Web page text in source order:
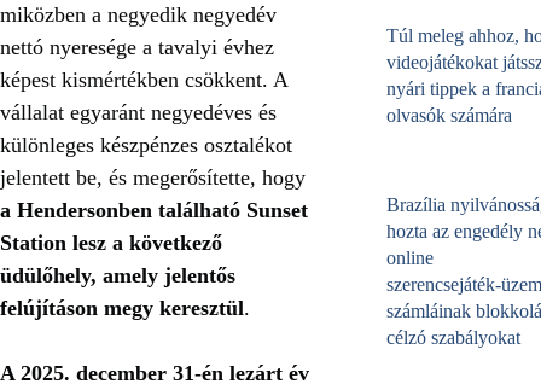
miközben a negyedik negyedév
nettó nyeresége a tavalyi évhez
képest kismértékben csökkent. A
vállalat egyaránt negyedéves és
különleges készpénzes osztalékot
jelentett be, és megerősítette, hogy
a Hendersonben található Sunset
Station lesz a következő
üdülőhely, amely jelentős
felújításon megy keresztül.
A 2025. december 31-én lezárt év
Túl meleg ahhoz,
videojátékokat
nyári tippek a
olvasók számára
Brazília
hozta az engedély
online
számláinak
célzó szabályokat